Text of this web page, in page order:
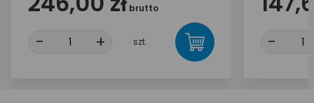
brutto
- + szt. -